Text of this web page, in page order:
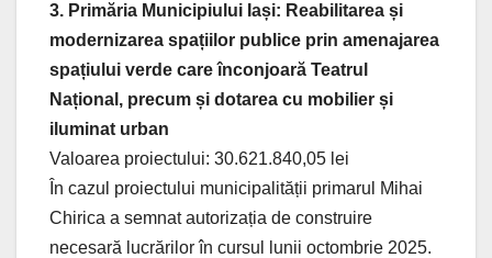
3. Primăria Municipiului Iași: Reabilitarea și
modernizarea spațiilor publice prin amenajarea
spațiului verde care înconjoară Teatrul
Național, precum și dotarea cu mobilier și
iluminat urban
Valoarea proiectului: 30.621.840,05 lei
În cazul proiectului municipalității primarul Mihai
Chirica a semnat autorizația de construire
necesară lucrărilor în cursul lunii octombrie 2025.